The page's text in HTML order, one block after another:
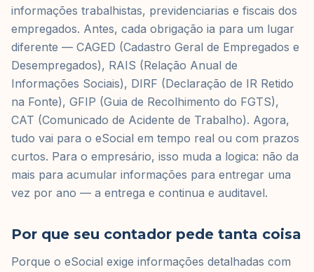
informações trabalhistas, previdenciarias e fiscais dos
empregados. Antes, cada obrigação ia para um lugar
diferente — CAGED (Cadastro Geral de Empregados e
Desempregados), RAIS (Relação Anual de
Informações Sociais), DIRF (Declaração de IR Retido
na Fonte), GFIP (Guia de Recolhimento do FGTS),
CAT (Comunicado de Acidente de Trabalho). Agora,
tudo vai para o eSocial em tempo real ou com prazos
curtos. Para o empresário, isso muda a logica: não da
mais para acumular informações para entregar uma
vez por ano — a entrega e continua e auditavel.
Por que seu contador pede tanta coisa
Porque o eSocial exige informações detalhadas com